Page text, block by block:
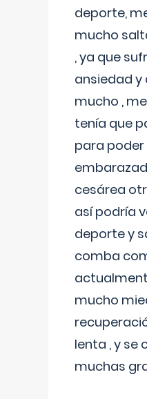
deporte,
mucho
, ya que
ansiedad
mucho ,
tenía que
para
cesárea
así podría
deporte y
comba
mucho
lenta , y se
muchas